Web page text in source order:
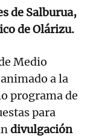
de Salburua,
de Olárizu.
Medio
a la
programa de
para
divulgación